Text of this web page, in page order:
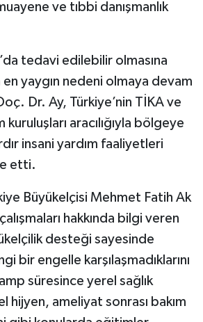
ve tıbbi danışmanlık
tedavi edilebilir olmasına
yaygın nedeni olmaya devam
Dr. Ay, Türkiye’nin TİKA ve
aracılığıyla bölgeye
insani yardım faaliyetleri
etti.
Büyükelçisi Mehmet Fatih Ak
hakkında bilgi veren
desteği sayesinde
bir engelle karşılaşmadıklarını
süresince yerel sağlık
hijyen, ameliyat sonrası bakım